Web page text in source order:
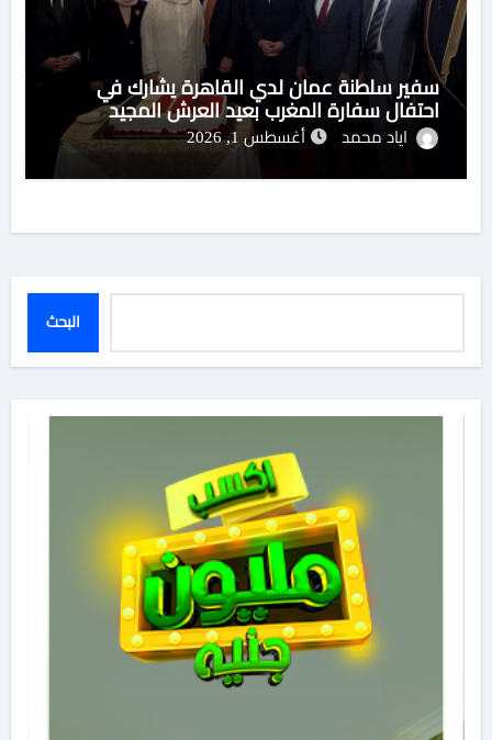
سفير سلطنة عمان لدي القاهرة يشارك في
احتفال سفارة المغرب بعيد العرش المجيد
اياد محمد أغسطس 1, 2026
البحث